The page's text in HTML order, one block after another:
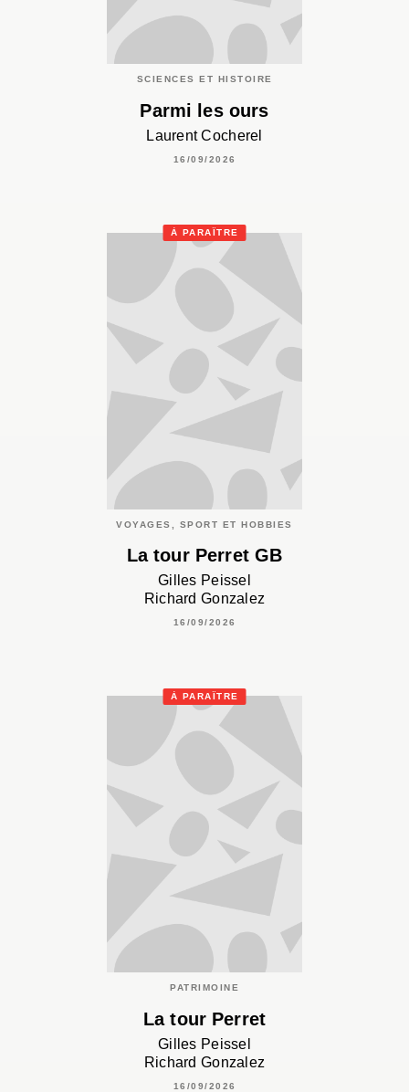
SCIENCES ET HISTOIRE
Parmi les ours
Laurent Cocherel
16/09/2026
À PARAÎTRE
VOYAGES, SPORT ET HOBBIES
La tour Perret GB
Gilles Peissel
Richard Gonzalez
16/09/2026
À PARAÎTRE
PATRIMOINE
La tour Perret
Gilles Peissel
Richard Gonzalez
16/09/2026